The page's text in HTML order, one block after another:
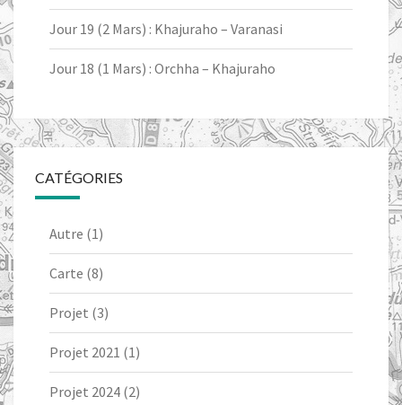
Jour 19 (2 Mars) : Khajuraho – Varanasi
Jour 18 (1 Mars) : Orchha – Khajuraho
CATÉGORIES
Autre (1)
Carte (8)
Projet (3)
Projet 2021 (1)
Projet 2024 (2)